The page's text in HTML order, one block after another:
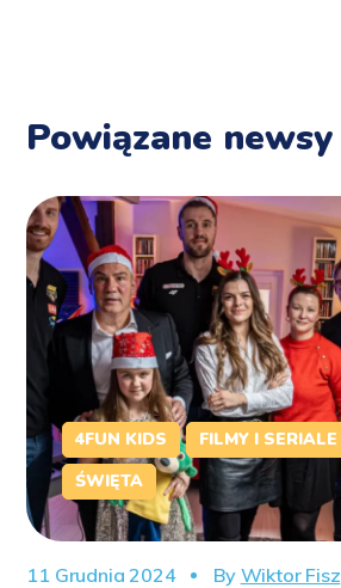
Powiązane newsy
4FUN KIDS FILMY I SERIALE
ŚWIĘTA
11 Grudnia 2024 By Wiktor Fisz